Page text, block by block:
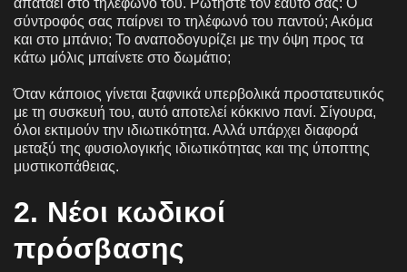
σύντροφός σας παίρνει το τηλέφωνό του παντού; Ακόμα
και στο μπάνιο; Το αναποδογυρίζει με την όψη προς τα
κάτω μόλις μπαίνετε στο δωμάτιο;
Όταν κάποιος γίνεται ξαφνικά υπερβολικά προστατευτικός
με τη συσκευή του, αυτό αποτελεί κόκκινο πανί. Σίγουρα,
όλοι εκτιμούν την ιδιωτικότητα. Αλλά υπάρχει διαφορά
μεταξύ της φυσιολογικής ιδιωτικότητας και της ύποπτης
μυστικοπάθειας.
2. Νέοι κωδικοί
πρόσβασης